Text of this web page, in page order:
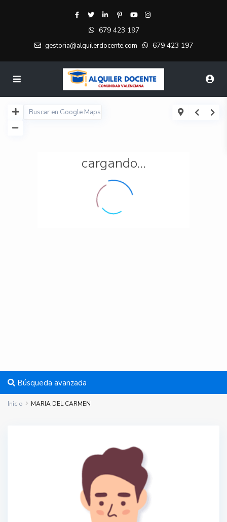
679 423 197
gestoria@alquilerdocente.com 679 423 197
cargando...
Búsqueda avanzada
Inicio MARIA DEL CARMEN